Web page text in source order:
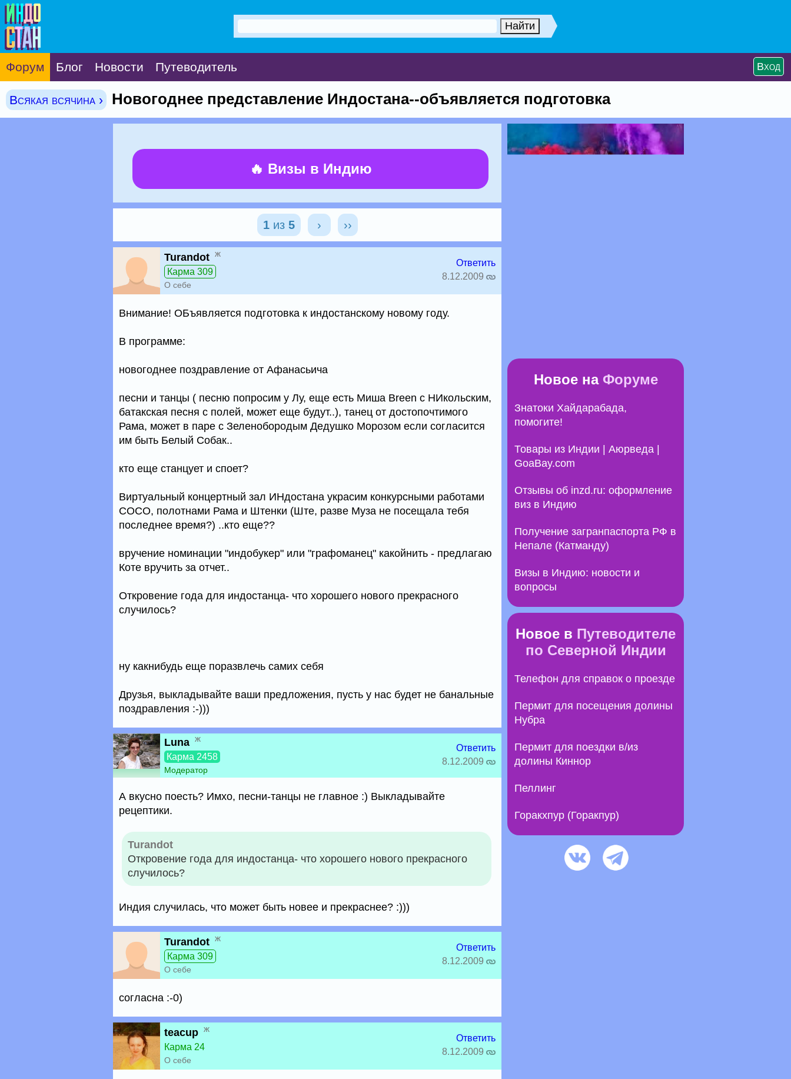
Форум Блог Новости Путеводитель Вход
Всякая всячина › Новогоднее представление Индостана--объявляется подготовка
🔥 Визы в Индию
1из 5 › ››
Turandot ж
Карма 309
О себе
Ответить
8.12.2009
Внимание! ОБъявляется подготовка к индостанскому новому году.
В программе:
новогоднее поздравление от Афанасьича
песни и танцы ( песню попросим у Лу, еще есть Миша Breen c НИкольским,
батакская песня с полей, может еще будут..), танец от достопочтимого
Рама, может в паре с Зеленобородым Дедушко Морозом если согласится
им быть Белый Собак..
кто еще станцует и споет?
Виртуальный концертный зал ИНдостана украсим конкурсными работами
СОСО, полотнами Рама и Штенки (Ште, разве Муза не посещала тебя
последнее время?) ..кто еще??
вручение номинации "индобукер" или "графоманец" какойнить - предлагаю
Коте вручить за отчет..
Откровение года для индостанца- что хорошего нового прекрасного
случилось?
ну какнибудь еще поразвлечь самих себя
Друзья, выкладывайте ваши предложения, пусть у нас будет не банальные
поздравления :-)))
Luna ж
Карма 2458
Модератор
Ответить
8.12.2009
А вкусно поесть? Имхо, песни-танцы не главное :) Выкладывайте
рецептики.
Turandot
Откровение года для индостанца- что хорошего нового прекрасного
случилось?
Индия случилась, что может быть новее и прекраснее? :)))
Turandot ж
Карма 309
О себе
Ответить
8.12.2009
согласна :-0)
teacup ж
Карма 24
О себе
Ответить
8.12.2009
Новое на Форуме
Знатоки Хайдарабада,
помогите!
Товары из Индии | Аюрведа |
GoaBay.com
Отзывы об inzd.ru: оформление
виз в Индию
Получение загранпаспорта РФ в
Непале (Катманду)
Визы в Индию: новости и
вопросы
Новое в Путеводителе
по Северной Индии
Телефон для справок о проезде
Пермит для посещения долины
Нубра
Пермит для поездки в/из
долины Киннор
Пеллинг
Горакхпур (Горакпур)